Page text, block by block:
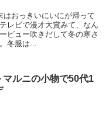
おっきいにいにが帰って
レビで漫才大賞みて、なん
ピュー吹きだして冬の寒さ
冬服は...
マルニの小物で50代1